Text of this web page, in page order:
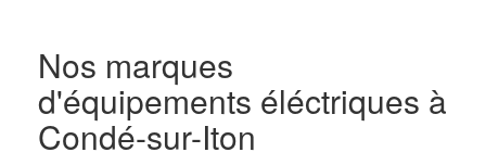
Nos marques
d'équipements éléctriques à
Condé-sur-Iton